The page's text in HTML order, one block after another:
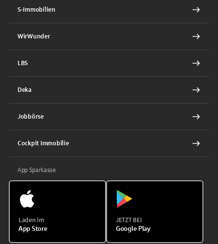
S-Immobilien
WirWunder
LBS
Deka
Jobbörse
Cockpit Immobilie
App Sparkasse
Laden im
App Store
JETZT BEI
Google Play